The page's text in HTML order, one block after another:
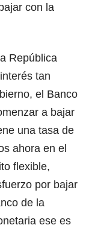
con la
República
tan
el Banco
a bajar
una tasa de
ahora en el
flexible,
por bajar
de la
ese es